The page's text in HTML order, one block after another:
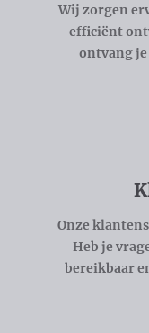
Wij zorgen
efficiënt
ontvang
Onze
Heb je
bereikbaar